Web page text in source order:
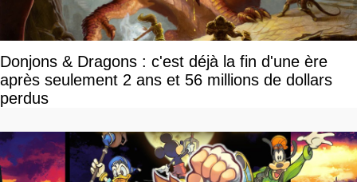
Donjons & Dragons : c'est déjà la fin d'une ère
après seulement 2 ans et 56 millions de dollars
perdus